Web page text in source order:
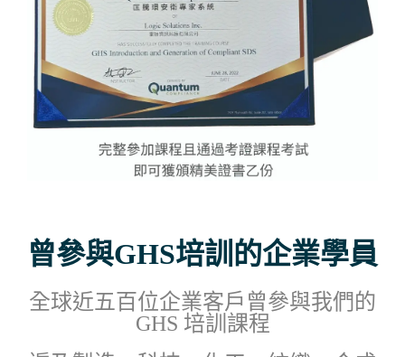
曾參與GHS培訓的企業學員
全球近五百位企業客戶曾參與我們的
GHS 培訓課程